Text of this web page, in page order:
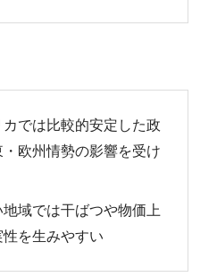
では比較的安定した政
欧州情勢の影響を受け
域では干ばつや物価上
を生みやすい